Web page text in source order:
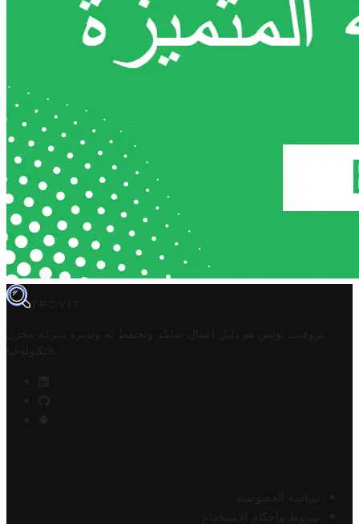
TROVIT
تروفيت تونس هو دليل أعمال تملكه وتحتفظ به وتديره
شركة مخزن
التكنولوجيا
سياسة الخصوصية
شروط وأحكام الاستخدام